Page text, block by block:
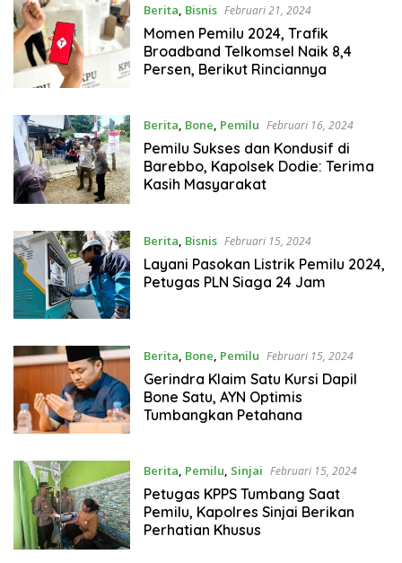
Berita Bisnis Februari 21, 2024
Momen Pemilu 2024, Trafik
Broadband Telkomsel Naik 8,4
Persen, Berikut Rinciannya
Berita, Bone, Pemilu Februari 16, 2024
Pemilu Sukses dan Kondusif di
Barebbo, Kapolsek Dodie: Terima
Kasih Masyarakat
Berita Bisnis Februari 15, 2024
Layani Pasokan Listrik Pemilu 2024,
Petugas PLN Siaga 24 Jam
Berita, Bone, Pemilu Februari 15, 2024
Gerindra Klaim Satu Kursi Dapil
Bone Satu, AYN Optimis
Tumbangkan Petahana
Berita, Pemilu, Sinjai Februari 15, 2024
Petugas KPPS Tumbang Saat
Pemilu, Kapolres Sinjai Berikan
Perhatian Khusus